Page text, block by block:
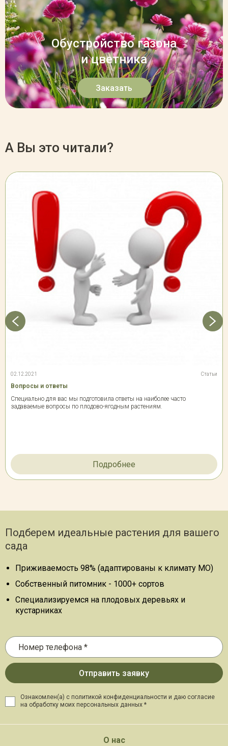
Обустройство газона
и цветника
Заказать
А Вы это читали?
02.12.2021 Статьи
Вопросы и ответы
Специально для вас мы подготовила ответы на наиболее часто
задаваемые вопросы по плодово-ягодным растениям.
Подробнее
Подберем идеальные растения для вашего
сада
Приживаемость 98% (адаптированы к климату МО)
Собственный питомник - 1000+ сортов
Специализируемся на плодовых деревьях и
кустарниках
Ознакомлен(а) с политикой конфиденциальности и даю согласие
на обработку моих персональных данных *
О нас